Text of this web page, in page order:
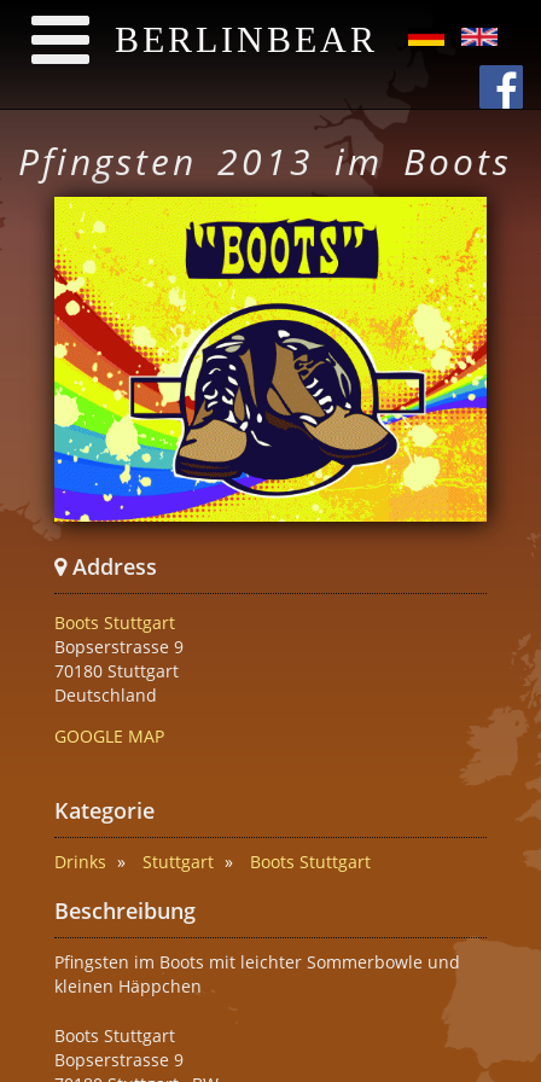
BERLINBEAR
Pfingsten 2013 im Boots
Address
Boots Stuttgart
Bopserstrasse 9
70180 Stuttgart
Deutschland
GOOGLE MAP
Kategorie
Drinks Stuttgart Boots Stuttgart
Beschreibung
Pfingsten im Boots mit leichter Sommerbowle und
kleinen Häppchen
Boots Stuttgart
Bopserstrasse 9